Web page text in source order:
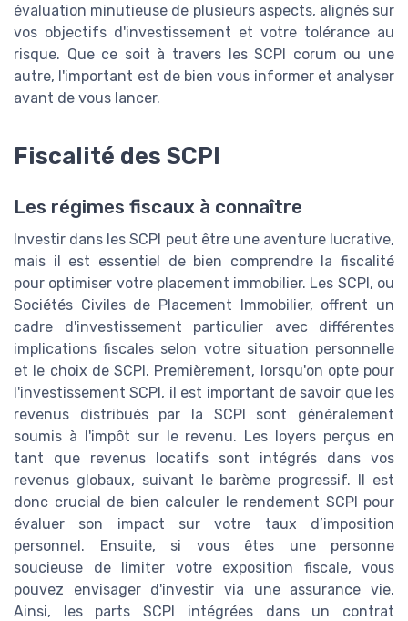
évaluation minutieuse de plusieurs aspects, alignés sur
vos objectifs d'investissement et votre tolérance au
risque. Que ce soit à travers les SCPI corum ou une
autre, l'important est de bien vous informer et analyser
avant de vous lancer.
Fiscalité des SCPI
Les régimes fiscaux à connaître
Investir dans les SCPI peut être une aventure lucrative,
mais il est essentiel de bien comprendre la fiscalité
pour optimiser votre placement immobilier. Les SCPI, ou
Sociétés Civiles de Placement Immobilier, offrent un
cadre d'investissement particulier avec différentes
implications fiscales selon votre situation personnelle
et le choix de SCPI. Premièrement, lorsqu'on opte pour
l'investissement SCPI, il est important de savoir que les
revenus distribués par la SCPI sont généralement
soumis à l'impôt sur le revenu. Les loyers perçus en
tant que revenus locatifs sont intégrés dans vos
revenus globaux, suivant le barème progressif. Il est
donc crucial de bien calculer le rendement SCPI pour
évaluer son impact sur votre taux d’imposition
personnel. Ensuite, si vous êtes une personne
soucieuse de limiter votre exposition fiscale, vous
pouvez envisager d'investir via une assurance vie.
Ainsi, les parts SCPI intégrées dans un contrat